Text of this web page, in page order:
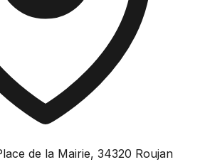
de la Mairie, 34320 Roujan